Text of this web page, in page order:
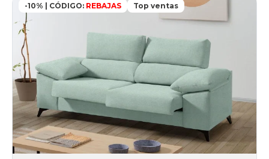
-10% | CÓDIGO: REBAJAS Top ventas